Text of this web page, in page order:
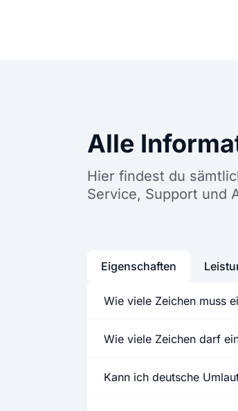
Alle
Hier findest du
Service, Support und
Eigenschaften
Wie viele Zeichen muss
Wie viele Zeichen darf
Kann ich deutsche